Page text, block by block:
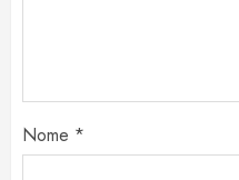
Nome *